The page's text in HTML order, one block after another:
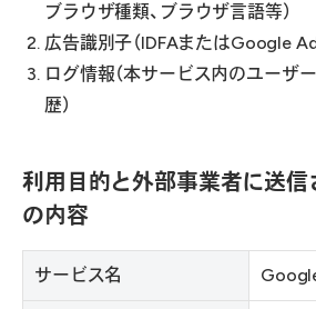
ブラウザ種類、ブラウザ言語等）
広告識別子（IDFAまたはGoogle
ログ情報（本サービス内のユーザ
歴）
利用目的と外部事業者に送
の内容
サービス名